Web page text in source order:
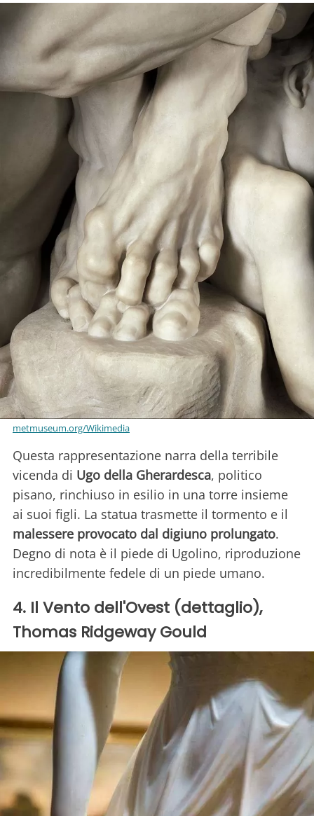
metmuseum.org/Wikimedia
Questa rappresentazione narra della terribile
vicenda di Ugo della Gherardesca, politico
pisano, rinchiuso in esilio in una torre insieme
ai suoi figli. La statua trasmette il tormento e il
malessere provocato dal digiuno prolungato.
Degno di nota è il piede di Ugolino, riproduzione
incredibilmente fedele di un piede umano.
4. Il Vento dell'Ovest (dettaglio),
Thomas Ridgeway Gould